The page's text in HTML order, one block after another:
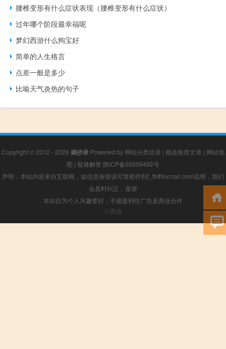
腰椎变形有什么症状表现（腰椎变形有什么症状）
过年哪个阶段最幸福呢
梦幻西游什么狗宝好
简单的人生格言
点差一般是多少
比喻天气炎热的句子
Copyright © 2012 - 2026 摘抄录 Powered by 网站分类目录 | 精选推荐文章 | 网站地
图 | 疑难解答 陕ICP备05009492号
声明：本站内容来自互联网，如信息有错误可发邮件到f_fb#foxmail.com说明，我们
会及时纠正，谢谢
本站仅为个人兴趣爱好，不接盈利性广告及商业合作
小男孩